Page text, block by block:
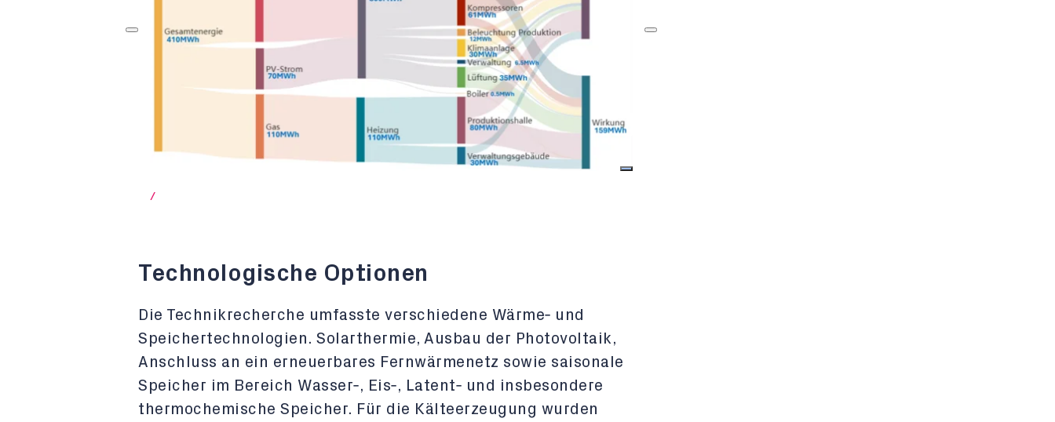
/
Technologische Optionen
Die Technikrecherche umfasste verschiedene Wärme‑ und
Speichertechnologien. Solarthermie, Ausbau der Photovoltaik,
Anschluss an ein erneuerbares Fernwärmenetz sowie saisonale
Speicher im Bereich Wasser‑, Eis‑, Latent‑ und insbesondere
thermochemische Speicher. Fü r die Kä lteerzeugung wurden